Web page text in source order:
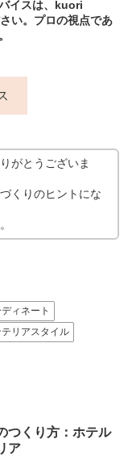
イスは、kuori
い。プロの視点であ
がとうございま
くりのヒントにな
ィネート
テリアスタイル
つくり方：ホテル
ア